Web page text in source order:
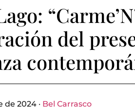
del
de 2024 · Bel Carrasco